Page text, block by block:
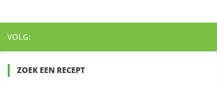
VOLG:
ZOEK EEN RECEPT